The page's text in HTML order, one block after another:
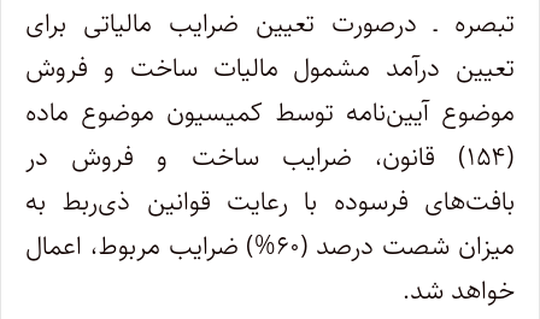
تبصره ـ درصورت تعیین ضرایب مالیاتی برای
تعیین درآمد مشمول مالیات ساخت و فروش
موضوع آیین‌نامه توسط کمیسیون موضوع ماده
(۱۵۴) قانون، ضرایب ساخت و فروش در
بافت‌های فرسوده با رعایت قوانین ذی‌ربط به
میزان شصت درصد (۶۰%) ضرایب مربوط، اعمال
خواهد شد.